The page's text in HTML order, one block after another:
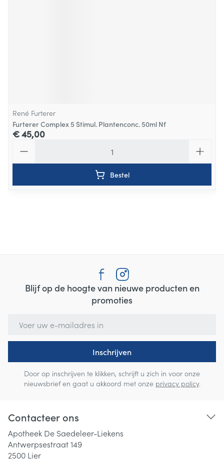
René Furterer
Furterer Complex 5 Stimul. Plantenconc. 50ml Nf
€ 45,00
Bestel
Blijf op de hoogte van nieuwe producten en
promoties
Inschrijven
Door op inschrijven te klikken, schrijft u zich in voor onze
nieuwsbrief en gaat u akkoord met onze privacy policy.
Contacteer ons
Apotheek De Saedeleer-Liekens
Antwerpsestraat 149
2500 Lier